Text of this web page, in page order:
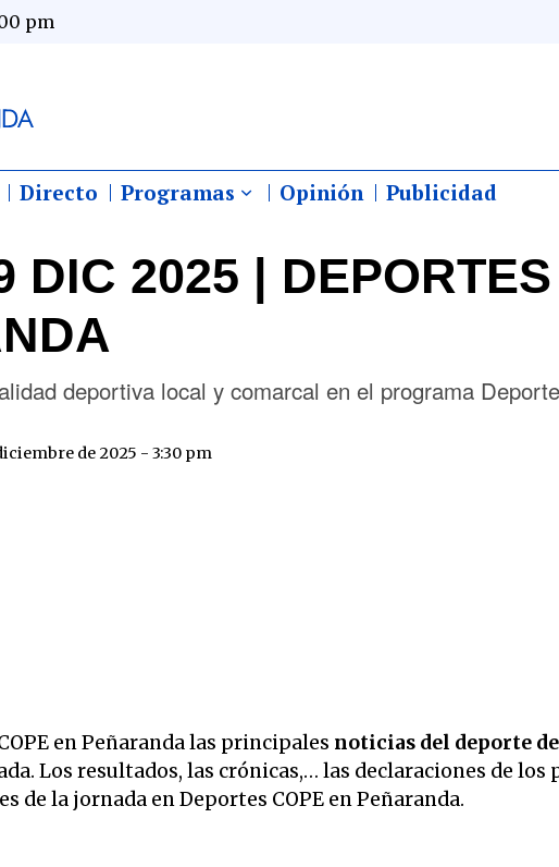
pm
Directo Programas Opinión Publicidad
DIC 2025 |
deportiva local y comarcal en el programa
de 2025 - 3:30 pm
en Peñaranda las principales noticias del deporte
Los resultados, las crónicas,… las declaraciones de
de la jornada en Deportes COPE en Peñaranda.